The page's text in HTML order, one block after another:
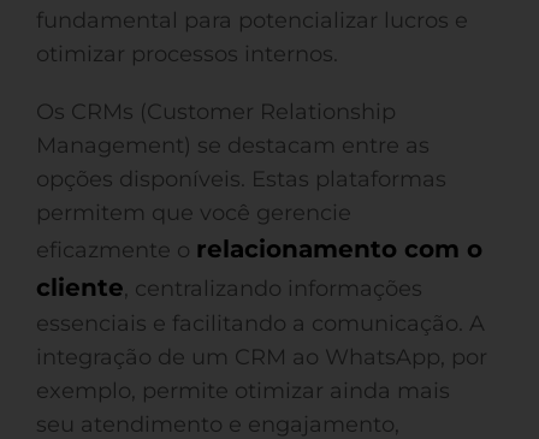
fundamental para potencializar lucros e
otimizar processos internos.
Os CRMs (Customer Relationship
Management) se destacam entre as
opções disponíveis. Estas plataformas
permitem que você gerencie
eficazmente o relacionamento com o
cliente, centralizando informações
essenciais e facilitando a comunicação. A
integração de um CRM ao WhatsApp, por
exemplo, permite otimizar ainda mais
seu atendimento e engajamento,